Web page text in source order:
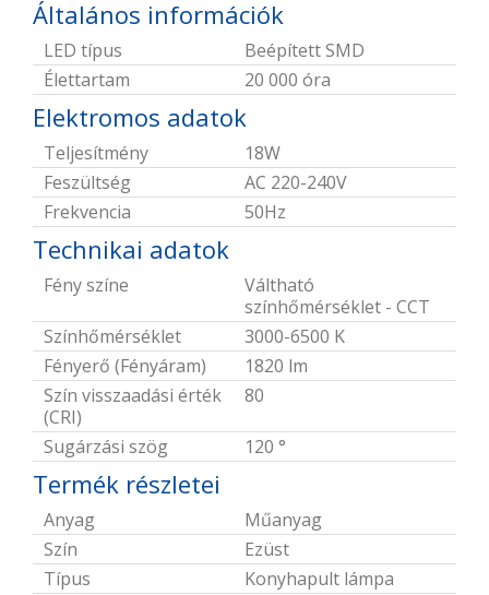
Általános információk
LED típus
Beépített SMD
Élettartam
20 000 óra
Elektromos adatok
Teljesítmény
18W
Feszültség
AC 220-240V
Frekvencia
50Hz
Technikai adatok
Fény színe
Váltható
színhőmérséklet - CCT
Színhőmérséklet
3000-6500 K
Fényerő (Fényáram)
1820 lm
Szín visszaadási érték
(CRI)
80
Sugárzási szög 120 °
Termék részletei
Anyag
Műanyag
Szín
Ezüst
Típus
Konyhapult lámpa